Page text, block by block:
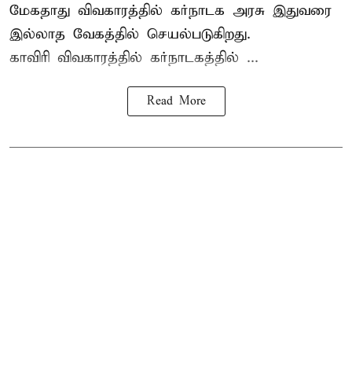
மேகதாது விவகாரத்தில் கர்நாடக அரசு இதுவரை
இல்லாத வேகத்தில் செயல்படுகிறது.
காவிரி விவகாரத்தில் கர்நாடகத்தில் ...
Read More